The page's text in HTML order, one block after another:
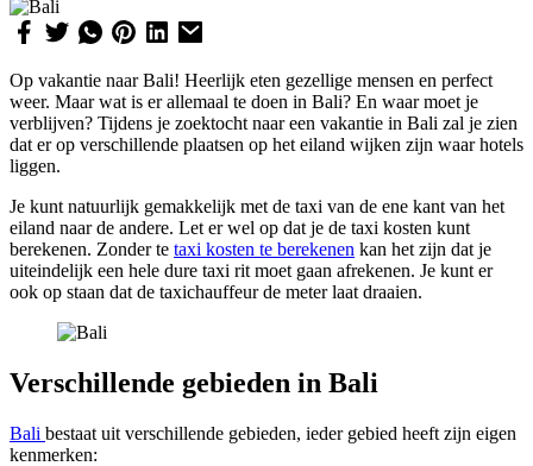
Op vakantie naar Bali! Heerlijk eten gezellige mensen en perfect
weer. Maar wat is er allemaal te doen in Bali? En waar moet je
verblijven? Tijdens je zoektocht naar een vakantie in Bali zal je zien
dat er op verschillende plaatsen op het eiland wijken zijn waar hotels
liggen.
Je kunt natuurlijk gemakkelijk met de taxi van de ene kant van het
eiland naar de andere. Let er wel op dat je de taxi kosten kunt
berekenen. Zonder te taxi kosten te berekenen kan het zijn dat je
uiteindelijk een hele dure taxi rit moet gaan afrekenen. Je kunt er
ook op staan dat de taxichauffeur de meter laat draaien.
Verschillende gebieden in Bali
Bali bestaat uit verschillende gebieden, ieder gebied heeft zijn eigen
kenmerken: